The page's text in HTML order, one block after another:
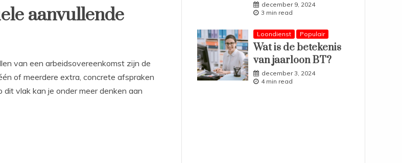
aanvullende
van een arbeidsovereenkomst zijn de
of meerdere extra, concrete afspraken
vlak kan je onder meer denken aan
december 9, 2024
3 min read
Loondienst Populair
Wat is de betekenis
van jaarloon BT?
december 3, 2024
4 min read